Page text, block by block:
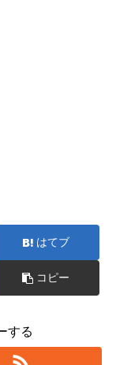
はてブ
コピー
する